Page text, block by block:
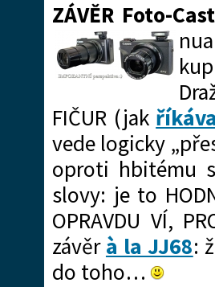
ZÁVĚR Foto-
FIČUR (jak
vede logicky
oproti hbitému
slovy: je to
OPRAVDU VÍ,
závěr à la JJ68:
do toho…